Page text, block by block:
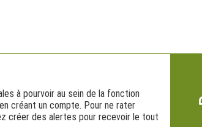
à pourvoir au sein de la fonction
créant un compte. Pour ne rater
créer des alertes pour recevoir le tout